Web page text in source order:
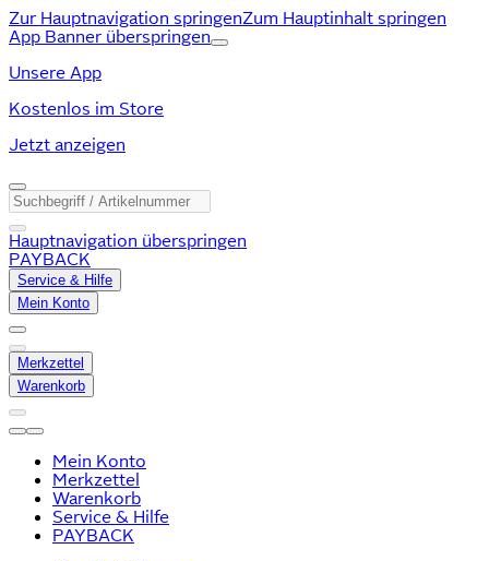
Zur Hauptnavigation springenZum Hauptinhalt springen
App Banner überspringen
Unsere App
Kostenlos im Store
Jetzt anzeigen
Hauptnavigation überspringen
PAYBACK
Service & Hilfe
Mein Konto
Merkzettel
Warenkorb
Mein Konto
Merkzettel
Warenkorb
Service & Hilfe
PAYBACK